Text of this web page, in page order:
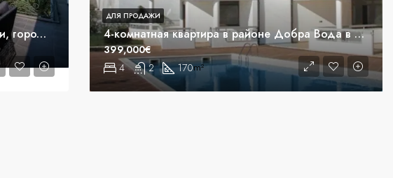
Дом с 4 спальнями в районе Велембуси, город Бар 4-комнатная квартира в районе Добра Вода в Баре
4 2 170m²
399,000€
ДЛЯ ПРОДАЖИ